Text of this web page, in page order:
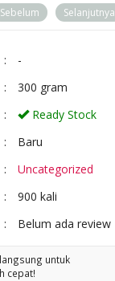
Sebelum Selanjutnya
:
-
:
300 gram
:
Ready Stock
:
Baru
:
Uncategorized
:
900 kali
: Belum ada review
untuk
cepat!